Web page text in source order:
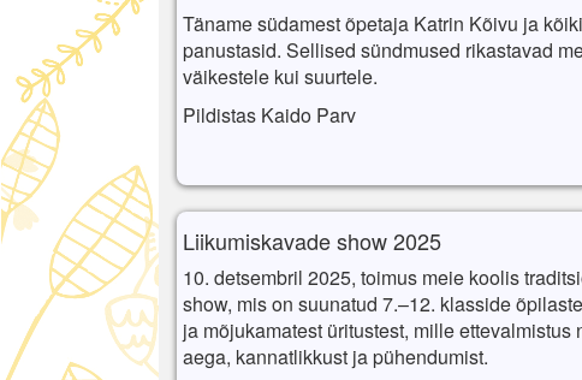
Täname südamest õpetaja Katrin Kõivu ja
panustasid. Sellised sündmused rikastavad
väikestele kui suurtele.
Pildistas Kaido Parv
Liikumiskavade show 2025
10. detsembril 2025, toimus meie koolis
show, mis on suunatud 7.–12. klasside
ja mõjukamatest üritustest, mille
aega, kannatlikkust ja pühendumist.